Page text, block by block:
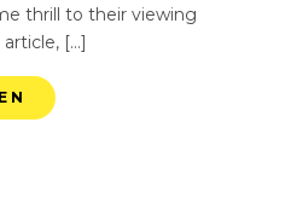
thrill to their viewing
[…]